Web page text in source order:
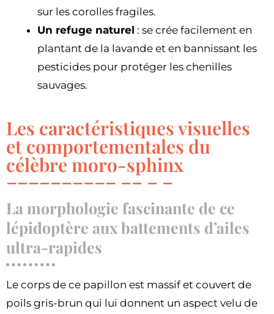
sur les corolles fragiles.
Un refuge naturel : se crée facilement en
plantant de la lavande et en bannissant les
pesticides pour protéger les chenilles
sauvages.
Les caractéristiques visuelles
et comportementales du
célèbre moro-sphinx
La morphologie fascinante de ce
lépidoptère aux battements d’ailes
ultra-rapides
Le corps de ce papillon est massif et couvert de
poils gris-brun qui lui donnent un aspect velu de